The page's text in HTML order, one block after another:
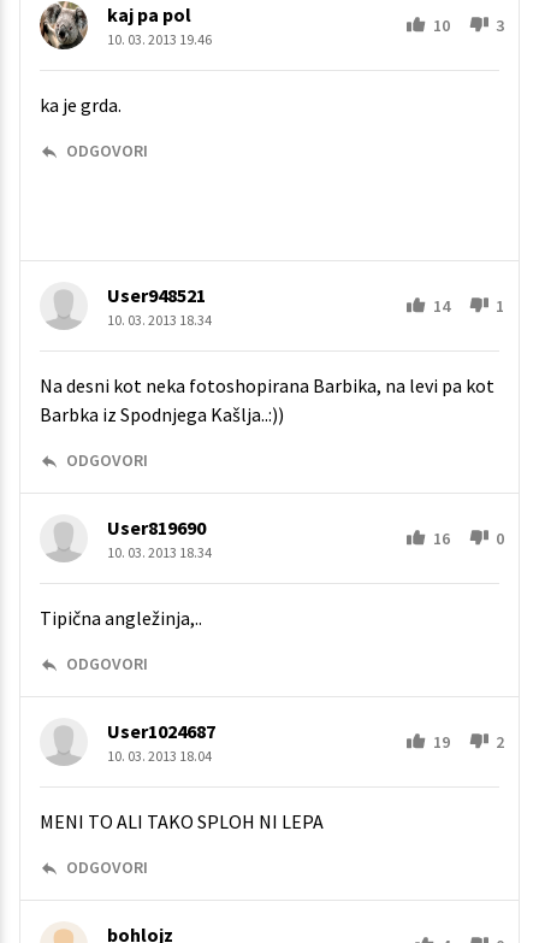
kaj pa pol
10. 03. 2013 19.46
10 3
ka je grda.
ODGOVORI
User948521
10. 03. 2013 18.34
14 1
Na desni kot neka fotoshopirana Barbika, na levi pa kot
Barbka iz Spodnjega Kašlja..:))
ODGOVORI
User819690
10. 03. 2013 18.34
16 0
Tipična angležinja,..
ODGOVORI
User1024687
10. 03. 2013 18.04
19 2
MENI TO ALI TAKO SPLOH NI LEPA
ODGOVORI
bohlojz